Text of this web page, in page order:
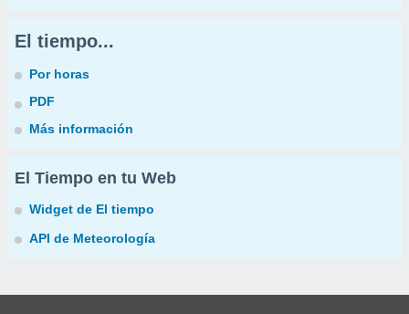
El tiempo...
Por horas
PDF
Más información
El Tiempo en tu Web
Widget de El tiempo
API de Meteorología